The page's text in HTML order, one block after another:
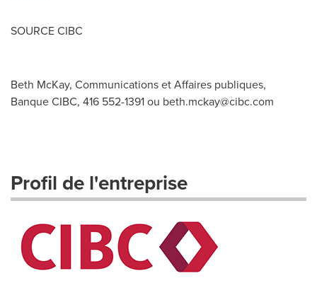
SOURCE CIBC
Beth McKay, Communications et Affaires publiques,
Banque CIBC, 416 552-1391 ou beth.mckay@cibc.com
Profil de l'entreprise